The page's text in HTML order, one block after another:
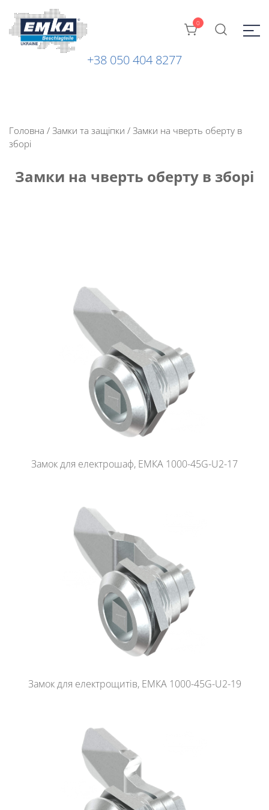
ЕМКА УКРАЇНА
Промислова фурнітура: замки, петлі та ін. від ТМ "EMKA
0
+38 050 404 8277
Головна / Замки та защіпки / Замки на чверть оберту в
зборі
Замки на чверть оберту в зборі
Замок для електрошаф, ЕМКА 1000-45G-U2-17
Замок для електрощитів, ЕМКА 1000-45G-U2-19